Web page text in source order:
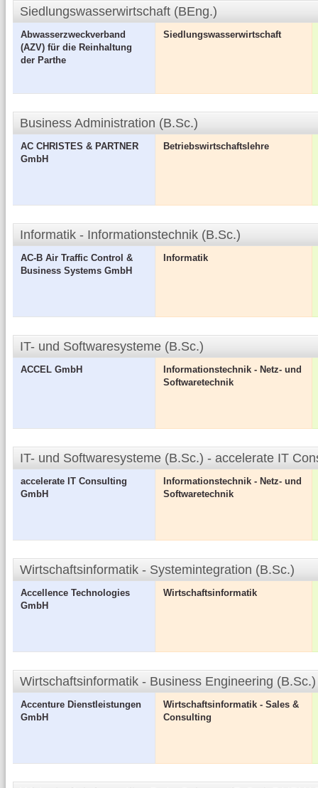
Siedlungswasserwirtschaft (BEng.)
Abwasserzweckverband
(AZV) für die Reinhaltung
der Parthe
Siedlungswasserwirtschaft
Business Administration (B.Sc.)
AC CHRISTES & PARTNER
GmbH
Betriebswirtschaftslehre
Informatik - Informationstechnik (B.Sc.)
AC-B Air Traffic Control &
Business Systems GmbH
Informatik
IT- und Softwaresysteme (B.Sc.)
ACCEL GmbH
Informationstechnik - Netz- und
Softwaretechnik
IT- und Softwaresysteme (B.Sc.) - accelerate IT
accelerate IT Consulting
GmbH
Informationstechnik - Netz- und
Softwaretechnik
Wirtschaftsinformatik - Systemintegration (B.Sc.)
Accellence Technologies
GmbH
Wirtschaftsinformatik
Wirtschaftsinformatik - Business Engineering
Accenture Dienstleistungen
GmbH
Wirtschaftsinformatik - Sales &
Consulting